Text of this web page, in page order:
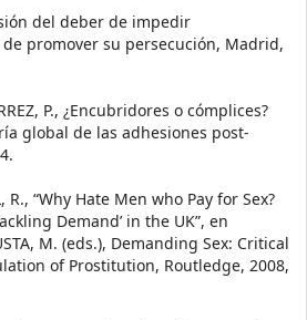
del deber de impedir
promover su persecución, Madrid,
P., ¿Encubridores o cómplices?
global de las adhesiones post-
R., “Why Hate Men who Pay for Sex?
Demand’ in the UK”, en
M. (eds.), Demanding Sex: Critical
of Prostitution, Routledge, 2008,